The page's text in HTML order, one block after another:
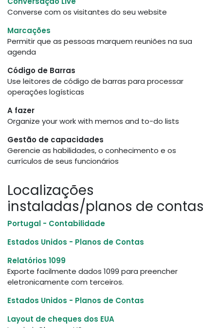
Converse com os visitantes do seu website
Marcações
Permitir que as pessoas marquem reuniões na sua
agenda
Código de Barras
Use leitores de código de barras para processar
operações logísticas
A fazer
Organize your work with memos and to-do lists
Gestão de capacidades
Gerencie as habilidades, o conhecimento e os
currículos de seus funcionários
Localizações
instaladas/planos de contas
Portugal - Contabilidade
Estados Unidos - Planos de Contas
Relatórios 1099
Exporte facilmente dados 1099 para preencher
eletronicamente com terceiros.
Estados Unidos - Planos de Contas
Layout de cheques dos EUA